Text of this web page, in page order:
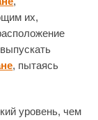
их,
, пытаясь
уровень, чем